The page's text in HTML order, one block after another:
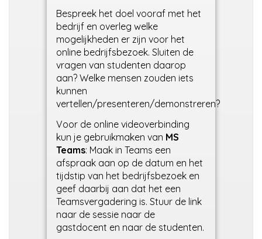
Bespreek het doel vooraf met het
bedrijf en overleg welke
mogelijkheden er zijn voor het
online bedrijfsbezoek. Sluiten de
vragen van studenten daarop
aan? Welke mensen zouden iets
kunnen
vertellen/presenteren/demonstreren?
Voor de online videoverbinding
kun je gebruikmaken van MS
Teams: Maak in Teams een
afspraak aan op de datum en het
tijdstip van het bedrijfsbezoek en
geef daarbij aan dat het een
Teamsvergadering is. Stuur de link
naar de sessie naar de
gastdocent en naar de studenten.